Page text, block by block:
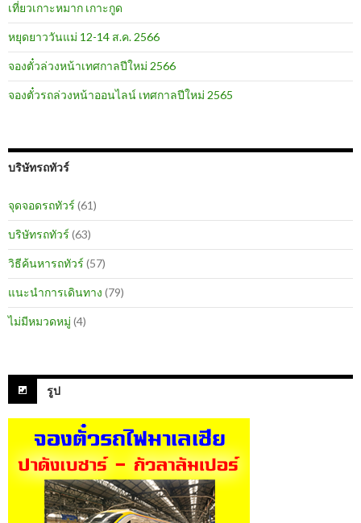
เที่ยวเกาะหมาก เกาะกูด
หยุดยาววันแม่ 12-14 ส.ค. 2566
จองตั๋วล่วงหน้าเทศกาลปีใหม่ 2566
จองตั๋วรถล่วงหน้าออนไลน์ เทศกาลปีใหม่ 2565
บริษัทรถทัวร์
จุดจอดรถทัวร์ (61)
บริษัทรถทัวร์ (63)
วิธีค้นหารถทัวร์ (57)
แนะนำการเดินทาง (79)
ไม่มีหมวดหมู่ (4)
รูป